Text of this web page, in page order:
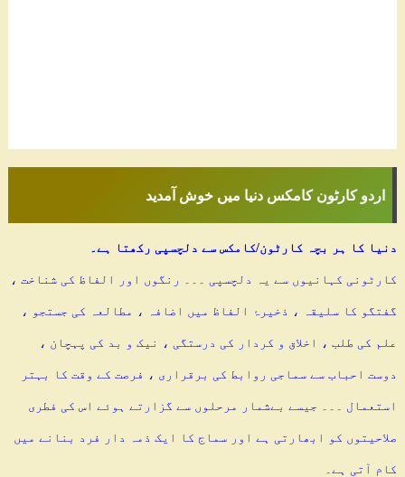
اردو کارٹون کامکس دنیا میں خوش آمدید
دنیا کا ہر بچہ کارٹون/کامکس سے دلچسپی رکھتا ہے۔
کارٹونی کہانیوں سے یہ دلچسپی ۔۔۔ رنگوں اور الفاظ کی شناخت ،
گفتگو کا سلیقہ ، ذخیرۂ الفاظ میں اضافہ ، مطالعہ کی جستجو ،
علم کی طلب ، اخلاق و کردار کی درستگی ، نیک و بد کی پہچان ،
دوست احباب سے سماجی روابط کی برقراری ، فرصت کے وقت کا بہتر
استعمال ۔۔۔ جیسے بےشمار مرحلوں سے گزارتے ہوئے اس کی فطری
صلاحیتوں کو ابھارتی ہے اور سماج کا ایک ذمہ دار فرد بنانے میں
کام آتی ہے۔